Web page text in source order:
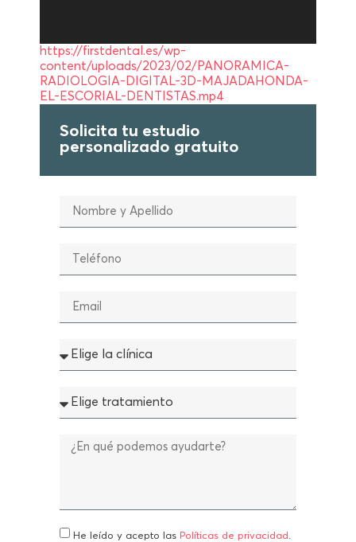
https://firstdental.es/wp-
content/uploads/2023/02/PANORAMICA-
RADIOLOGIA-DIGITAL-3D-MAJADAHONDA-
EL-ESCORIAL-DENTISTAS.mp4
Solicita tu estudio
personalizado gratuito
He leído y acepto las Políticas de privacidad .